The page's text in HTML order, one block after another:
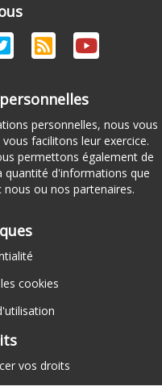
personnelles, nous vous
facilitons leur exercice.
permettons également de
quantité d'informations que
ou nos partenaires.
cookies
vos droits